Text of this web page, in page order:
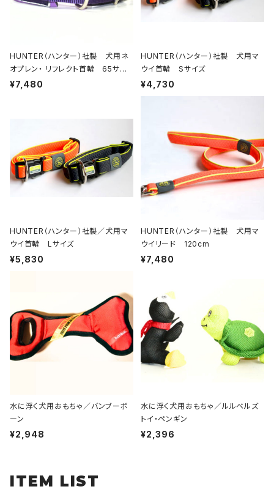
HUNTER（ハンター）社製 犬用ネ
オプレン・ リフレクト首輪 65サイ
ズ
¥7,480
HUNTER（ハンター）社製 犬用マ
ウイ首輪 Sサイズ
¥4,730
HUNTER（ハンター）社製／犬用マ
ウイ首輪 Lサイズ
¥5,830
HUNTER（ハンター）社製 犬用マ
ウイリード 120cm
¥7,480
水に浮く犬用おもちゃ／バンブーボ
ーン
¥2,948
水に浮く犬用おもちゃ／ルルベルズ
トイ・ペンギン
¥2,396
ITEM LIST